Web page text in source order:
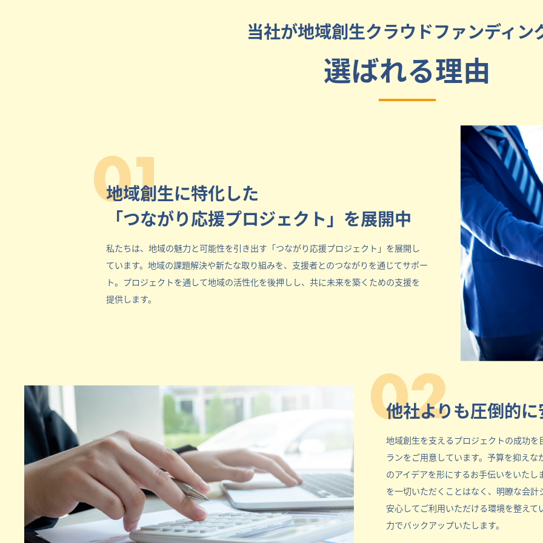
当社が地域創生クラウドファンディン
選ばれる理由
01
地域創生に特化した
「つながり応援プロジェクト」を展開中
私たちは、地域の魅力と可能性を引き出す「つながり応援プロジェクト」を展開し
ています。地域の課題解決や新たな取り組みを、支援者とのつながりを通じてサポー
ト。プロジェクトを通して地域の活性化を後押しし、共に未来を築くための支援を
提供します。
02
他社よりも圧倒的
地域創生を支えるプロジェクトの成功
ランをご用意しています。予算を抑え
のアイデアを形にするお手伝いをいた
を一切いただくことはなく、明瞭な会
安心してご利用いただける環境を整え
力でバックアップいたします。